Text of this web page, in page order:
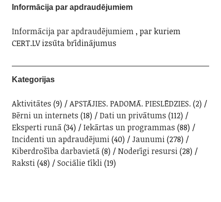
Informācija par apdraudējumiem
Informācija par apdraudējumiem, par kuriem
CERT.LV izsūta brīdinājumus
Kategorijas
Aktivitātes (9) APSTĀJIES. PADOMĀ. PIESLĒDZIES. (2)
Bērni un internets (18) Dati un privātums (112)
Eksperti runā(34) Iekārtas un programmas (88)
Incidenti un apdraudējumi(40) Jaunumi(278)
Kiberdrošība darbavietā(8) Noderīgi resursi(28)
Raksti(48) Sociālie tīkli(19)